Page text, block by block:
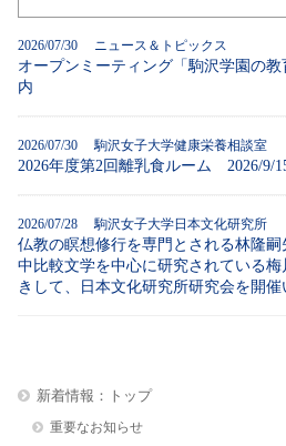
2026/07/30 ニュース＆トピックス
オープンミーティング「駒沢学園の
内
2026/07/30 駒沢女子大学健康栄養相談室
2026年度第2回離乳食ルーム 2026/9/
2026/07/28 駒沢女子大学日本文化研究所
仏教の瞑想修行を専門とされる林隆
中比較文学を中心に研究されている
きして、日本文化研究所研究会を開催
新着情報：トップ
重要なお知らせ